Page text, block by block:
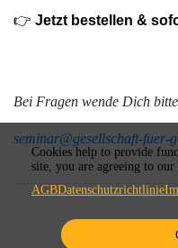
👉 Jetzt bestellen &
Bei Fragen wende Dich
seminar@gesellschaft-fuer-
Cookies help to provide
site, you are agreeing to our
AGBDatenschutzrichtlinie